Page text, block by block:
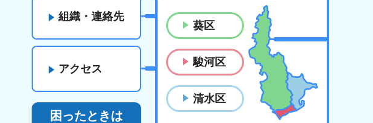
組織・連絡先
アクセス
葵区
駿河区
清水区
困ったときは